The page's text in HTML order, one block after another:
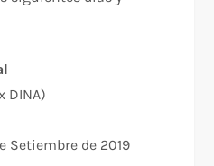
DINA)
Setiembre de 2019